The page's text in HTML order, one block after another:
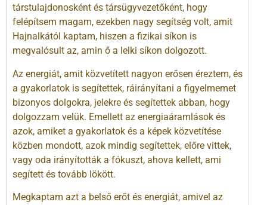
társtulajdonosként és társügyvezetőként, hogy
felépítsem magam, ezekben nagy segítség volt, amit
Hajnalkától kaptam, hiszen a fizikai síkon is
megvalósult az, amin ő a lelki síkon dolgozott.
Az energiát, amit közvetített nagyon erősen éreztem, és
a gyakorlatok is segítettek, ráirányítani a figyelmemet
bizonyos dolgokra, jelekre és segítettek abban, hogy
dolgozzam velük. Emellett az energiaáramlások és
azok, amiket a gyakorlatok és a képek közvetítése
közben mondott, azok mindig segítettek, előre vittek,
vagy oda irányították a fókuszt, ahova kellett, ami
segített és tovább lökött.
Megkaptam azt a belső erőt és energiát, amivel az